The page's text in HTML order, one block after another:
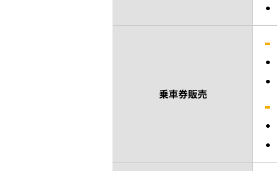
乗車券販売